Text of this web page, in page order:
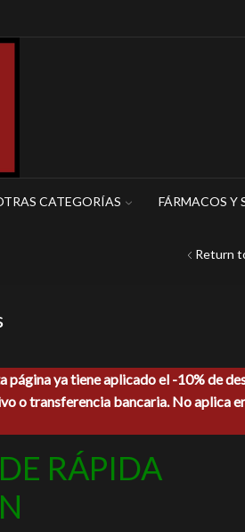
CATEGORÍAS FÁRMACOS Y
Return
página ya tiene aplicado el -10% de
o transferencia bancaria. No aplica
RÁPIDA